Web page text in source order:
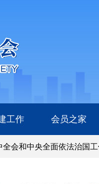
工作 会员之家
会和中央全面依法治国工